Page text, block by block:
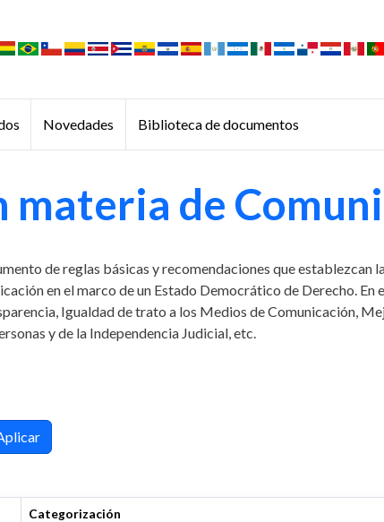
Novedades Biblioteca de documentos
materia de
de reglas básicas y recomendaciones que establezcan
en el marco de un Estado Democrático de Derecho. En
Igualdad de trato a los Medios de Comunicación,
y de la Independencia Judicial, etc.
Categorización